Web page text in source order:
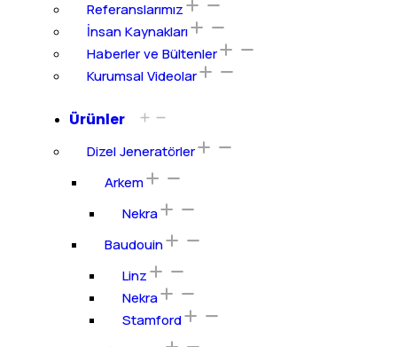
Referanslarımız
İnsan Kaynakları
Haberler ve Bültenler
Kurumsal Videolar
Ürünler
Dizel Jeneratörler
Arkem
Nekra
Baudouin
Linz
Nekra
Stamford